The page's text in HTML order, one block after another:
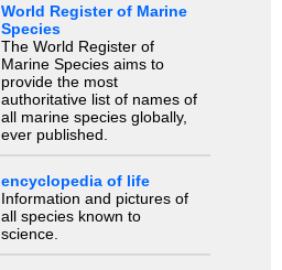
World Register of Marine
Species
The World Register of
Marine Species aims to
provide the most
authoritative list of names of
all marine species globally,
ever published.
encyclopedia of life
Information and pictures of
all species known to
science.